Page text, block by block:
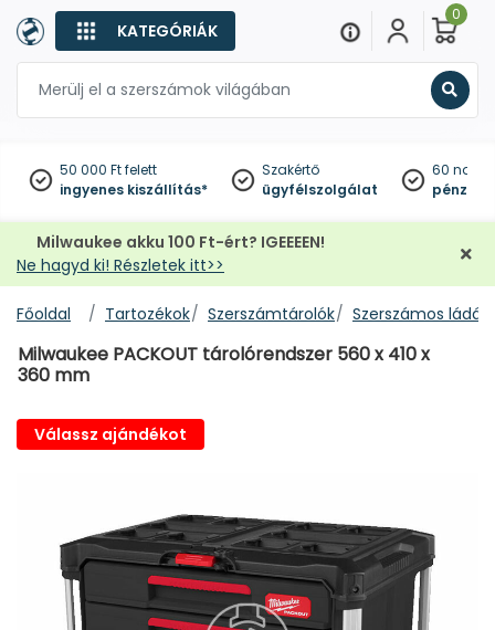
KATEGÓRIÁK
0
50 000 Ft felett
ingyenes kiszállítás*
Szakértő
ügyfélszolgálat
60
Milwaukee akku 100 Ft-ért? IGEEEEN!
Ne hagyd ki! Részletek itt>>
Főoldal Tartozékok Szerszámtárolók Szerszámos
Milwaukee PACKOUT tárolórendszer 560 x 410 x
360 mm
Válassz ajándékot